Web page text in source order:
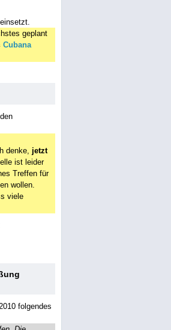
geplant
Cubana
denke, jetzt
ist leider
Treffen für
wollen.
viele
folgendes